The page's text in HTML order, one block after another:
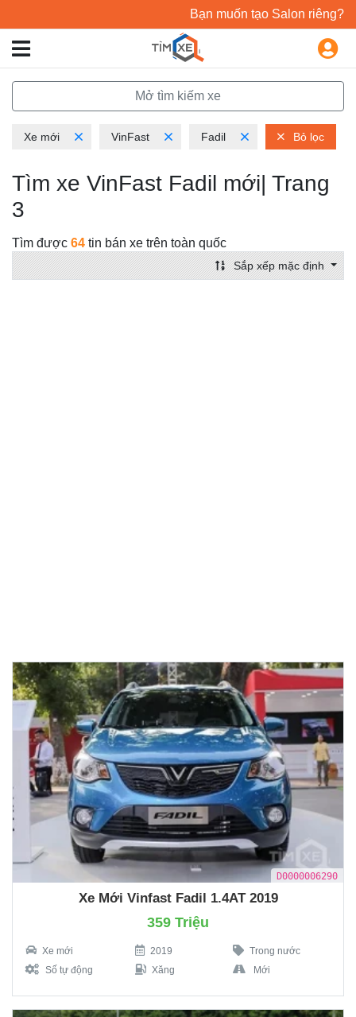
Bạn muốn tạo Salon riêng?
Mở tìm kiếm xe
Xe mới VinFast Fadil Bỏ lọc
Tìm xe VinFast Fadil mới| Trang
3
Tìm được 64 tin bán xe trên toàn quốc
Sắp xếp mặc định
D0000006290
Xe Mới Vinfast Fadil 1.4AT 2019
359 Triệu
Xe mới 2019
Trong nước
Số tự động
Xăng Mới